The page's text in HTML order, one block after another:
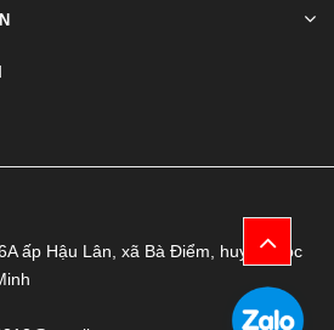
ấp Hậu Lân, xã Bà Điểm, huyện Hóc